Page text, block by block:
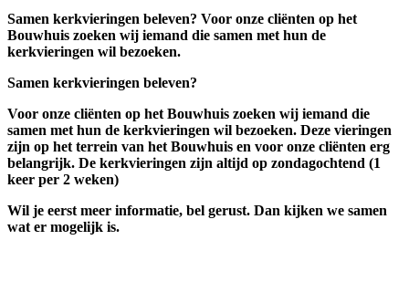
Samen kerkvieringen beleven? Voor onze cliënten op het
Bouwhuis zoeken wij iemand die samen met hun de
kerkvieringen wil bezoeken.
Samen kerkvieringen beleven?
Voor onze cliënten op het Bouwhuis zoeken wij iemand die
samen met hun de kerkvieringen wil bezoeken. Deze vieringen
zijn op het terrein van het Bouwhuis en voor onze cliënten erg
belangrijk. De kerkvieringen zijn altijd op zondagochtend (1
keer per 2 weken)
Wil je eerst meer informatie, bel gerust. Dan kijken we samen
wat er mogelijk is.